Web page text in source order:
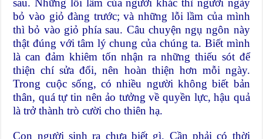
bỏ vào giỏ đàng trước; và những lỗi lầm của mình
thì bỏ vào giỏ phía sau. Câu chuyện ngụ ngôn này
thật đúng với tâm lý chung của chúng ta. Biết mình
là can đảm khiêm tốn nhận ra những thiếu sót để
thiện chí sửa đổi, nên hoàn thiện hơn mỗi ngày.
Trong cuộc sống, có nhiều người không biết bản
thân, quá tự tin nên ảo tưởng về quyền lực, hậu quả
là trở thành trò cười cho thiên hạ.
Con người sinh ra chưa biết gì. Cần phải có thời